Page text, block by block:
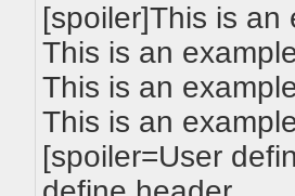
[spoiler]This is an
This is an
This is an
This is an
[spoiler=User